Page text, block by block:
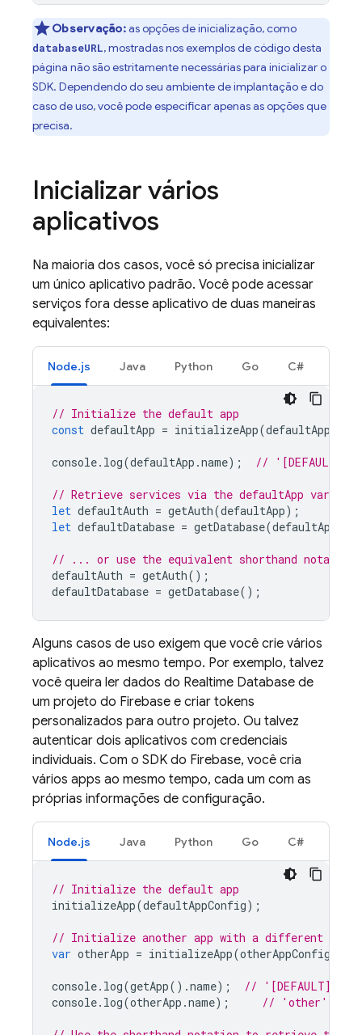
Observação:as opções de inicialização, como
databaseURL, mostradas nos exemplos de código desta
página não são estritamente necessárias para inicializar o
SDK. Dependendo do seu ambiente de implantação e do
caso de uso, você pode especificar apenas as opções que
precisa.
Inicializar vários
aplicativos
Na maioria dos casos, você só precisa inicializar
um único aplicativo padrão. Você pode acessar
serviços fora desse aplicativo de duas maneiras
equivalentes:
Node.js Java Python Go C#
// Initialize the default app
const defaultApp = initializeApp(
console. log(defaultApp .name); // '[DEFAULT]'
// Retrieve services via the defaultApp
let defaultAuth = getAuth(defaultApp);
let defaultDatabase = getDatabase(defaultApp
// ... or use the equivalent shorthand notation
defaultAuth = getAuth();
defaultDatabase = getDatabase();
Alguns casos de uso exigem que você crie vários
aplicativos ao mesmo tempo. Por exemplo, talvez
você queira ler dados do Realtime Database de
um projeto do Firebase e criar tokens
personalizados para outro projeto. Ou talvez
autenticar dois aplicativos com credenciais
individuais. Com o SDK do Firebase, você cria
vários apps ao mesmo tempo, cada um com as
próprias informações de configuração.
Node.js Java Python Go C#
// Initialize the default app
initializeApp(defaultAppConfig);
// Initialize another app with a different
var otherApp = initializeApp(otherAppConfig
console. log(getApp().name);
// '[DEFAULT]'
console. log(otherApp .name); // 'other'